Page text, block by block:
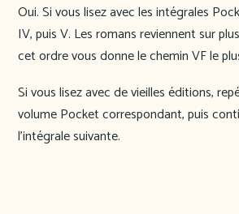
Oui. Si vous lisez avec les intégrales
IV, puis V. Les romans reviennent sur
cet ordre vous donne le chemin VF le
Si vous lisez avec de vieilles éditions,
volume Pocket correspondant, puis
l’intégrale suivante.